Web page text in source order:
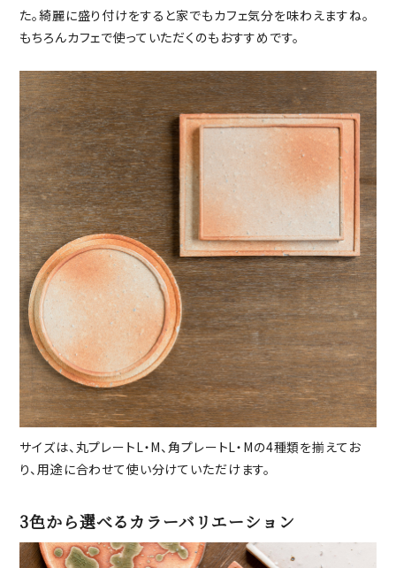
た。綺麗に盛り付けをすると家でもカフェ気分を味わえますね。
もちろんカフェで使っていただくのもおすすめです。
サイズは、丸プレートL・M、角プレートL・Mの4種類を揃えてお
り、用途に合わせて使い分けていただけます。
3色から選べるカラーバリエーション